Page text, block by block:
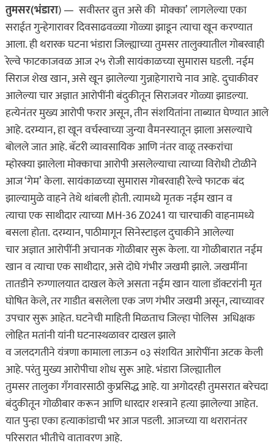
तुमसर(भंडारा) — सवीस्तर व्रुत्त असे की मोक्का’ लागलेल्या एका
सराईत गुन्हेगारावर दिवसाढवळ्या गोळ्या झाडून त्याचा खून करण्यात
आला. ही थरारक घटना भंडारा जिल्ह्याच्या तुमसर तालुक्यातील गोबरवाही
रेल्वे फाटकाजवळ आज २५ रोजी सायंकाळच्या सुमारास घडली. नईम
सिराज शेख खान, असे खून झालेल्या गुन्नाहेगाराचे नाव आहे. दुचाकीवर
आलेल्या चार अज्ञात आरोपींनी बंदुकीतून सिराजवर गोळ्या झाडल्या.
हत्येनंतर मुख्य आरोपी फरार असून, तीन संशयितांना ताब्यात घेण्यात आले
आहे. दरम्यान, हा खून वर्चस्वाच्या जुन्या वैमनस्यातून झाला असल्याचे
बोलले जात आहे. बॅटरी व्यावसायिक आणि नंतर वाळू तस्करांचा
म्होरक्या झालेला मोक्काचा आरोपी असलेल्याचा त्याच्या विरोधी टोळीने
आज ‘गेम’ केला. सायंकाळच्या सुमारास गोबरवाही रेल्वे फाटक बंद
झाल्यामुळे वाहने तेथे थांबली होती. त्यामध्ये मृतक नईम खान व
त्याचा एक साथीदार त्याच्या MH-36 Z0241 या चारचाकी वाहनामध्ये
बसला होता. दरम्यान, पाठीमागून सिनेस्टाइल दुचाकीने आलेल्या
चार अज्ञात आरोपींनी अचानक गोळीबार सुरू केला. या गोळीबारात नईम
खान व त्याचा एक साथीदार, असे दोघे गंभीर जखमी झाले. जखमींना
तातडीने रुग्णालयात दाखल केले असता नईम खान याला डॉक्टरांनी मृत
घोषित केले, तर गाडीत बसलेला एक जण गंभीर जखमी असून, त्याच्यावर
उपचार सुरू आहेत. घटनेची माहिती मिळताच जिल्हा पोलिस अधिक्षक
लोहित मतांनी यांनी घटनास्थळावर दाखल झाले
व जलदगतीने यंत्रणा कामाला लाऊन ०३ संशयित आरोपींना अटक केली
आहे. परंतु मुख्य आरोपीचा शोध सुरू आहे. भंडारा जिल्ह्यातील
तुमसर तालुका गँगवारसाठी कुप्रसिद्ध आहे. या अगोदरही तुमसरात बरेचदा
बंदुकीतून गोळीबार करून आणि धारदार शस्त्राने हत्या झालेल्या आहेत.
यात पुन्हा एका हत्याकांडाची भर आज पडली. आजच्या या थरारानंतर
परिसरात भीतीचे वातावरण आहे.